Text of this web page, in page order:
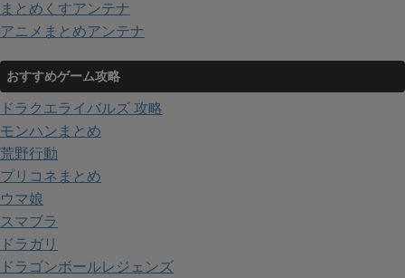
まとめくすアンテナ
アニメまとめアンテナ
おすすめゲーム攻略
ドラクエライバルズ 攻略
モンハンまとめ
荒野行動
プリコネまとめ
ウマ娘
スマブラ
ドラガリ
ドラゴンボールレジェンズ